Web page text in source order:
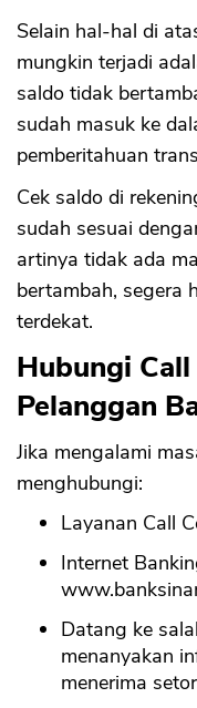
Selain hal-hal di
mungkin terjadi
saldo tidak
sudah masuk ke
pemberitahuan
Cek saldo di
sudah sesuai
artinya tidak ada
bertambah, segera
terdekat.
Hubungi
Pelanggan
Jika mengalami
menghubungi:
Layanan Call
Internet
Datang ke
menanyakan
menerima